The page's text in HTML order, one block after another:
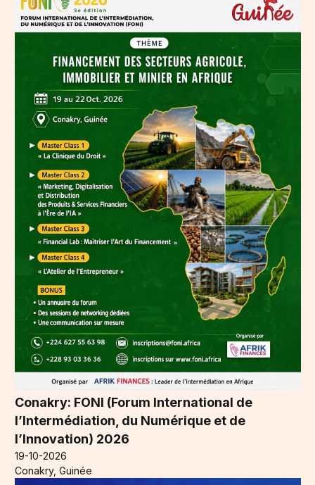
Conakry: FONI (Forum International de
l’Intermédiation, du Numérique et de
l’Innovation) 2026
19-10-2026
Conakry, Guinée